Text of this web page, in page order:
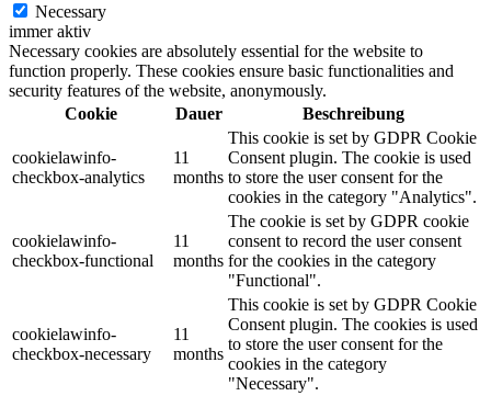
Necessary
immer aktiv
Necessary cookies are absolutely essential for the website to
function properly. These cookies ensure basic functionalities and
security features of the website, anonymously.
Cookie
Dauer Beschreibung
cookielawinfo-
checkbox-analytics
11
months
This cookie is set by GDPR Cookie
Consent plugin. The cookie is used
to store the user consent for the
cookies in the category "Analytics".
cookielawinfo-
checkbox-functional
11
months
The cookie is set by GDPR cookie
consent to record the user consent
for the cookies in the category
"Functional".
cookielawinfo-
checkbox-necessary
11
months
This cookie is set by GDPR Cookie
Consent plugin. The cookies is used
to store the user consent for the
cookies in the category
"Necessary".